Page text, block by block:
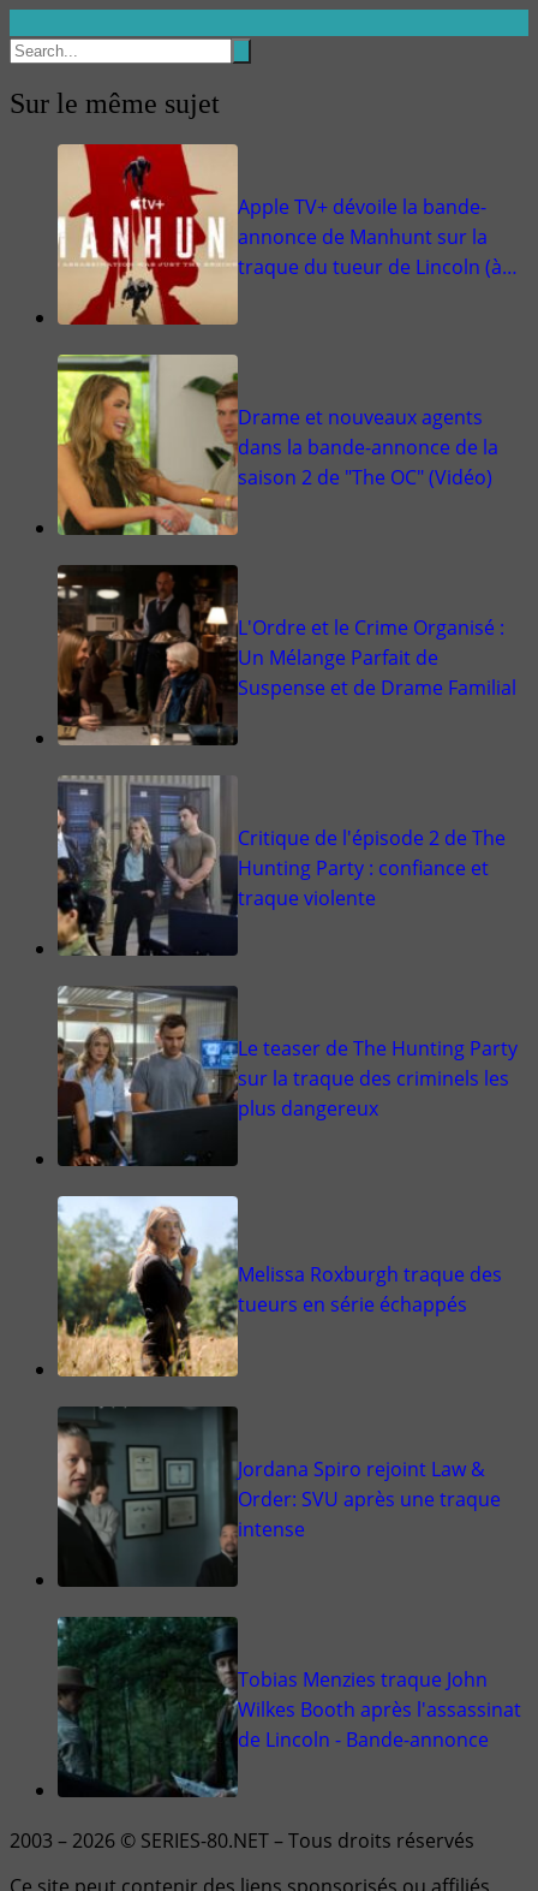
Sur le même sujet
Apple TV+ dévoile la bande-
annonce de Manhunt sur la
traque du tueur de Lincoln (à…
Drame et nouveaux agents
dans la bande-annonce de la
saison 2 de "The OC" (Vidéo)
L'Ordre et le Crime Organisé :
Un Mélange Parfait de
Suspense et de Drame Familial
Critique de l'épisode 2 de The
Hunting Party : confiance et
traque violente
Le teaser de The Hunting Party
sur la traque des criminels les
plus dangereux
Melissa Roxburgh traque des
tueurs en série échappés
Jordana Spiro rejoint Law &
Order: SVU après une traque
intense
Tobias Menzies traque John
Wilkes Booth après l'assassinat
de Lincoln - Bande-annonce
2003 – 2026 © SERIES-80.NET – Tous droits réservés